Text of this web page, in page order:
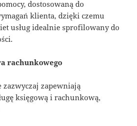
dostosowaną do
klienta, dzięki czemu
usług idealnie sprofilowany do
rachunkowego
zapewniają
księgową i rachunkową,